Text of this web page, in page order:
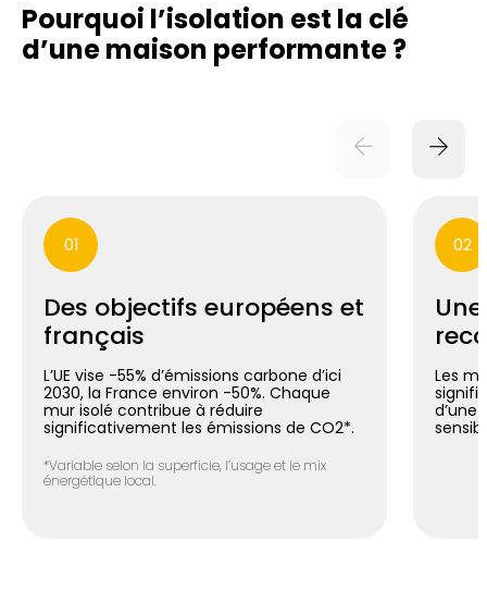
Pourquoi l’isolation est la clé
d’unemaison performante ?
01
Des objectifs européens et
français
L’UE vise -55% d’émissions carbone d’ici
2030, la France environ -50%. Chaque
mur isolé contribue à réduire
significativement les émissions de CO2*.
*Variable selon la superficie, l’usage et le mix
énergétique local.
02
Les
d’une